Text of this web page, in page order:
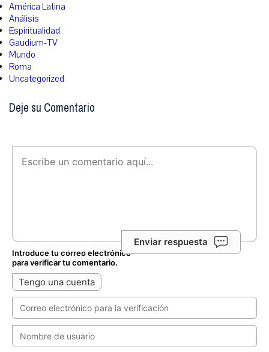
América Latina
Análisis
Espiritualidad
Gaudium-TV
Mundo
Roma
Uncategorized
Deje su Comentario
Enviar respuesta
Introduce tu correo electrónico
para verificar tu comentario.
Tengo una cuenta